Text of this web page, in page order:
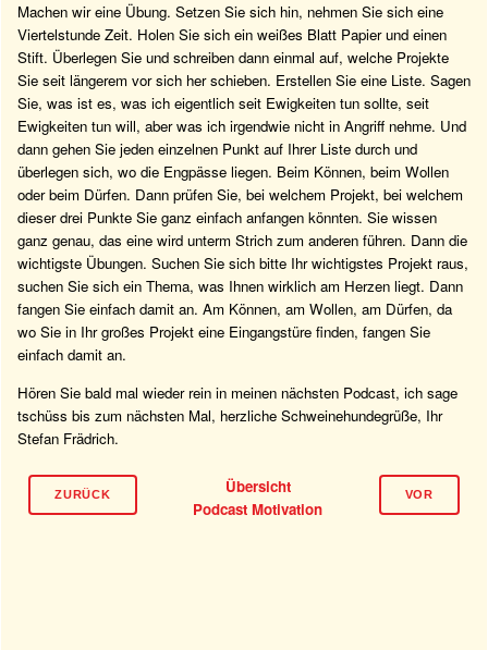
Machen wir eine Übung. Setzen Sie sich hin, nehmen Sie sich eine
Viertelstunde Zeit. Holen Sie sich ein weißes Blatt Papier und einen
Stift. Überlegen Sie und schreiben dann einmal auf, welche Projekte
Sie seit längerem vor sich her schieben. Erstellen Sie eine Liste. Sagen
Sie, was ist es, was ich eigentlich seit Ewigkeiten tun sollte, seit
Ewigkeiten tun will, aber was ich irgendwie nicht in Angriff nehme. Und
dann gehen Sie jeden einzelnen Punkt auf Ihrer Liste durch und
überlegen sich, wo die Engpässe liegen. Beim Können, beim Wollen
oder beim Dürfen. Dann prüfen Sie, bei welchem Projekt, bei welchem
dieser drei Punkte Sie ganz einfach anfangen könnten. Sie wissen
ganz genau, das eine wird unterm Strich zum anderen führen. Dann die
wichtigste Übungen. Suchen Sie sich bitte Ihr wichtigstes Projekt raus,
suchen Sie sich ein Thema, was Ihnen wirklich am Herzen liegt. Dann
fangen Sie einfach damit an. Am Können, am Wollen, am Dürfen, da
wo Sie in Ihr großes Projekt eine Eingangstüre finden, fangen Sie
einfach damit an.
Hören Sie bald mal wieder rein in meinen nächsten Podcast, ich sage
tschüss bis zum nächsten Mal, herzliche Schweinehundegrüße, Ihr
Stefan Frädrich.
ZURÜCK
Übersicht
Podcast Motivation
VOR